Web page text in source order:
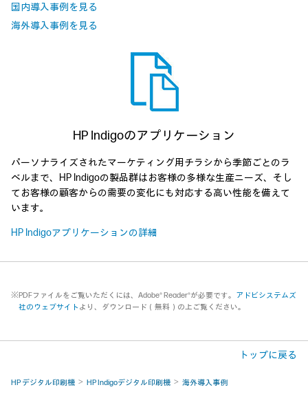
国内導入事例を見る
海外導入事例を見る
HP Indigoのアプリケーション
パーソナライズされたマーケティング用チラシから季節ごとのラ
ベルまで、HP Indigoの製品群はお客様の多様な生産ニーズ、そし
てお客様の顧客からの需要の変化にも対応する高い性能を備えて
います。
HP Indigoアプリケーションの詳細
※PDFファイルをご覧いただくには、Adobe® Reader®が必要です。 アドビシステムズ
社のウェブサイト より、ダウンロード（無料）の上ご覧ください。
トップに戻る
HP デジタル印刷機 HP Indigoデジタル印刷機 海外導入事例